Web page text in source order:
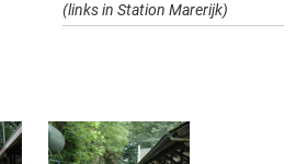
(links in Station Marerijk)